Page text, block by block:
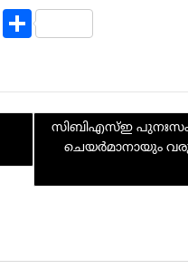
R S
e സിബിഎസ്ഇ
ചെയർമാനായും